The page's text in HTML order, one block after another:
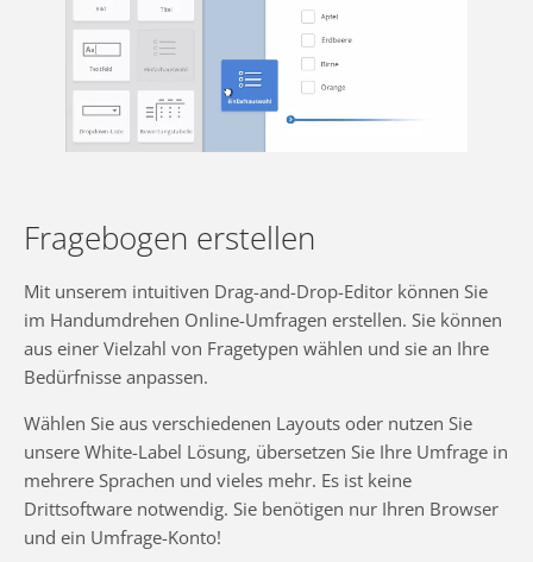
Fragebogen erstellen
Mit unserem intuitiven Drag-and-Drop-Editor können Sie
im Handumdrehen Online-Umfragen erstellen. Sie können
aus einer Vielzahl von Fragetypen wählen und sie an Ihre
Bedürfnisse anpassen.
Wählen Sie aus verschiedenen Layouts oder nutzen Sie
unsere White-Label Lösung, übersetzen Sie Ihre Umfrage in
mehrere Sprachen und vieles mehr. Es ist keine
Drittsoftware notwendig. Sie benötigen nur Ihren Browser
und ein Umfrage-Konto!